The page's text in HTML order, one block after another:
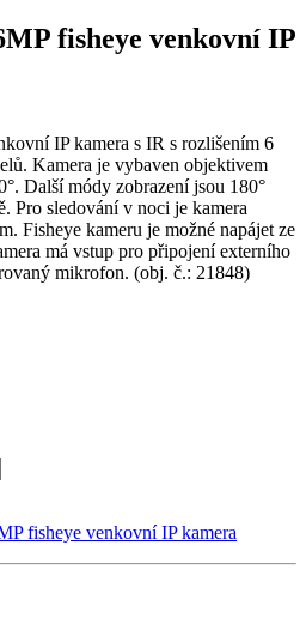
fisheye venkovní IP
IP kamera s IR s rozlišením 6
Kamera je vybaven objektivem
Další módy zobrazení jsou 180°
Pro sledování v noci je kamera
Fisheye kameru je možné napájet ze
má vstup pro připojení externího
mikrofon. (obj. č.: 21848)